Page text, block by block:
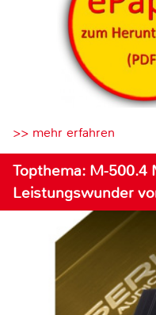
>> mehr erfahren
Topthema: M-500.4
Leistungswunder